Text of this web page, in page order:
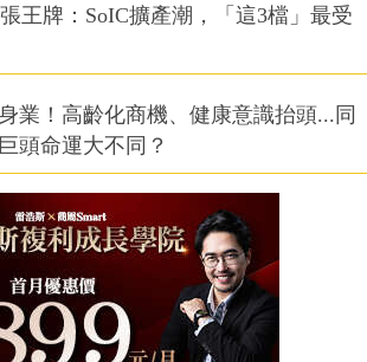
王牌：SoIC擴產潮，「這3檔」最受
業！高齡化商機、健康意識抬頭...同
頭命運大不同？